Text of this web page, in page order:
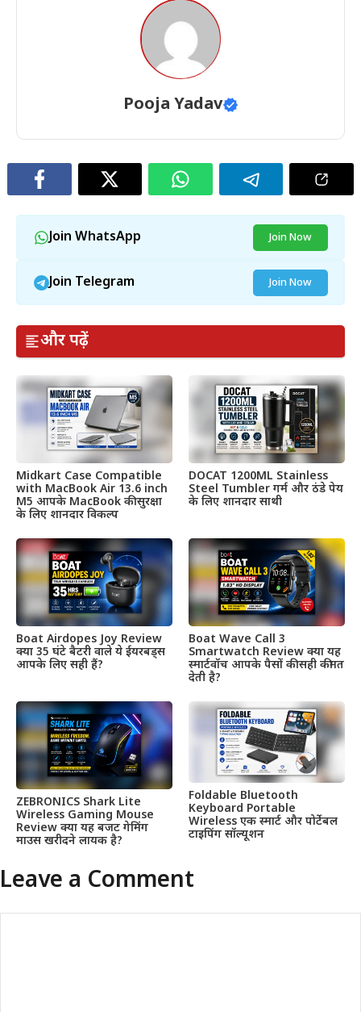
Pooja Yadav
Join WhatsApp Join Now
Join Telegram Join Now
और पढ़ें
Midkart Case Compatible
with MacBook Air 13.6 inch
M5 आपके MacBook की सुरक्षा
के लिए शानदार विकल्प
DOCAT 1200ML Stainless
Steel Tumbler गर्म और ठंडे पेय
के लिए शानदार साथी
Boat Airdopes Joy Review
क्या 35 घंटे बैटरी वाले ये ईयरबड्स
आपके लिए सही हैं?
Boat Wave Call 3
Smartwatch Review क्या यह
स्मार्टवॉच आपके पैसों की सही कीमत
देती है?
ZEBRONICS Shark Lite
Wireless Gaming Mouse
Review क्या यह बजट गेमिंग
माउस खरीदने लायक है?
Foldable Bluetooth
Keyboard Portable
Wireless एक स्मार्ट और पोर्टेबल
टाइपिंग सॉल्यूशन
Leave a Comment